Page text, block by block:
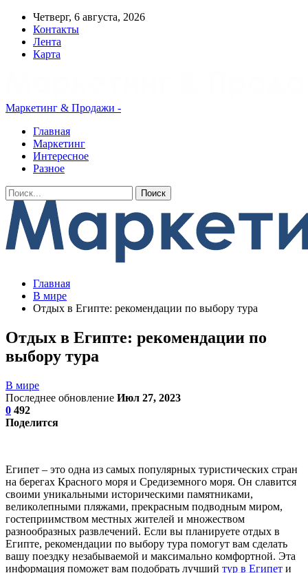
Четверг, 6 августа, 2026
Контакты
Лента
Карта
Маркетинг & Продажи -
Главная
Маркетинг
Интересное
Разное
Главная
В мире
Отдых в Египте: рекомендации по выбору тура
Отдых в Египте: рекомендации по
выбору тура
В мире
Последнее обновление Июл 27, 2023
0 492
Поделится
Египет – это одна из самых популярных туристических стран
на берегах Красного моря и Средиземного моря. Он славится
своими уникальными историческими памятниками,
великолепными пляжами, прекрасным подводным миром,
гостеприимством местных жителей и множеством
разнообразных развлечений. Если вы планируете отдых в
Египте, рекомендации по выбору тура помогут вам сделать
вашу поездку незабываемой и максимально комфортной. Эта
информация поможет вам подобрать лучший тур в Египет и